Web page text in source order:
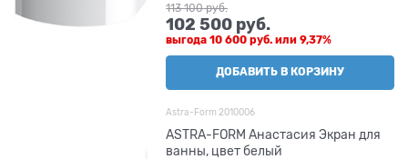
опорами, цвет белый
113 100 руб.
102 500 руб.
выгода10 600 руб. или9,37%
ДОБАВИТЬ В КОРЗИНУ
Astra-Form 2010006
ASTRA-FORM Анастасия Экран для
ванны, цвет белый